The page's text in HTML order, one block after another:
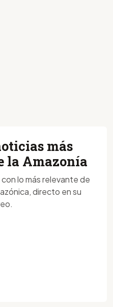
más
la Amazonía
lo más relevante de
directo en su